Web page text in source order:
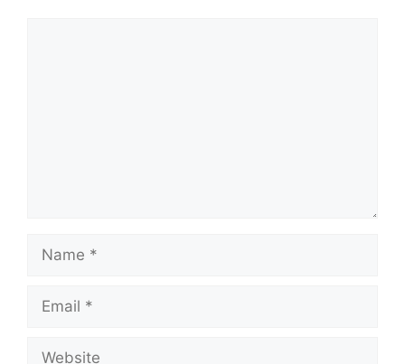
Name
Email
Website